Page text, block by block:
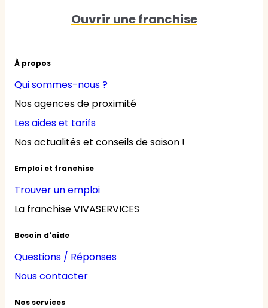
À propos
Qui sommes-nous ?
Nos agences de proximité
Les aides et tarifs
Nos actualités et conseils de saison !
Emploi et franchise
Trouver un emploi
La franchise VIVASERVICES
Besoin d'aide
Questions / Réponses
Nous contacter
Nos services
Ouvrir une franchise